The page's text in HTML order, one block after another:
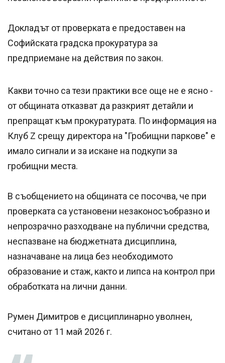
Докладът от проверката е предоставен на
Софийската градска прокуратура за
предприемане на действия по закон.
Какви точно са тези практики все още не е ясно -
от общината отказват да разкрият детайли и
препращат към прокуратурата. По информация на
Клуб Z срещу директора на "Гробищни паркове" е
имало сигнали и за искане на подкупи за
гробищни места.
В съобщението на общината се посочва, че при
проверката са установени незаконосъобразно и
непрозрачно разходване на публични средства,
неспазване на бюджетната дисциплина,
назначаване на лица без необходимото
образование и стаж, както и липса на контрол при
обработката на лични данни.
Румен Димитров е дисциплинарно уволнен,
считано от 11 май 2026 г.